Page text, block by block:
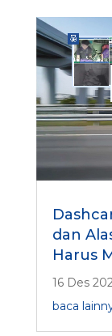
dan
Harus
16 Des
baca